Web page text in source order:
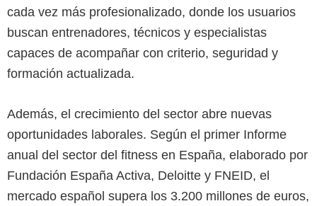
cada vez más profesionalizado, donde los usuarios
buscan entrenadores, técnicos y especialistas
capaces de acompañar con criterio, seguridad y
formación actualizada.
Además, el crecimiento del sector abre nuevas
oportunidades laborales. Según el primer Informe
anual del sector del fitness en España, elaborado por
Fundación España Activa, Deloitte y FNEID, el
mercado español supera los 3.200 millones de euros,